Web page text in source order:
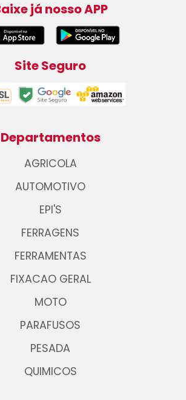
já nosso APP
Site Seguro
Departamentos
AGRICOLA
AUTOMOTIVO
EPI'S
FERRAGENS
FERRAMENTAS
FIXACAO GERAL
MOTO
PARAFUSOS
PESADA
QUIMICOS